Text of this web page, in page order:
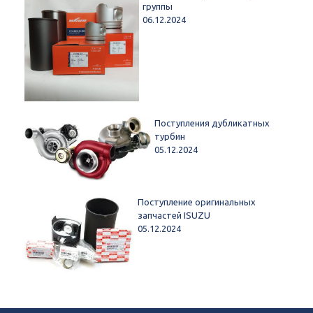
группы
06.12.2024
Поступления дубликатных
турбин
05.12.2024
Поступление оригинальных
запчастей ISUZU
05.12.2024